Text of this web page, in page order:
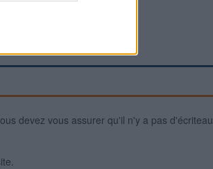
devez vous assurer qu'il n'y a pas d'écriteau